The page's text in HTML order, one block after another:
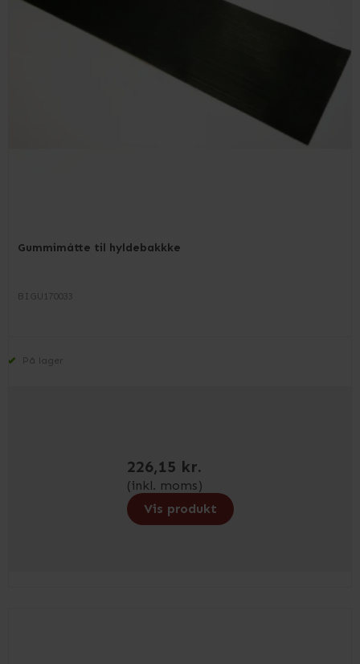
Gummimåtte til hyldebakkke
BIGU170033
På lager
226,15 kr.
(inkl. moms)
Vis produkt